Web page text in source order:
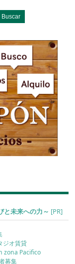
と未来への力～ [PR]
ジオ賃貸
zona Pacifico
募集